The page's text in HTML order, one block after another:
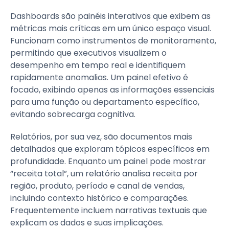
Dashboards são painéis interativos que exibem as
métricas mais críticas em um único espaço visual.
Funcionam como instrumentos de monitoramento,
permitindo que executivos visualizem o
desempenho em tempo real e identifiquem
rapidamente anomalias. Um painel efetivo é
focado, exibindo apenas as informações essenciais
para uma função ou departamento específico,
evitando sobrecarga cognitiva.
Relatórios, por sua vez, são documentos mais
detalhados que exploram tópicos específicos em
profundidade. Enquanto um painel pode mostrar
“receita total”, um relatório analisa receita por
região, produto, período e canal de vendas,
incluindo contexto histórico e comparações.
Frequentemente incluem narrativas textuais que
explicam os dados e suas implicações.